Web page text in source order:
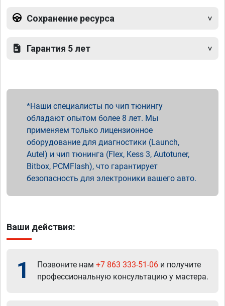
Сохранение ресурса
Гарантия 5 лет
Наши специалисты по чип тюнингу
обладают опытом более 8 лет. Мы
применяем только лицензионное
оборудование для диагностики (Launch,
Autel) и чип тюнинга (Flex, Kess 3, Autotuner,
Bitbox, PCMFlash), что гарантирует
безопасность для электроники вашего авто.
Ваши действия:
1 Позвоните нам +7 863 333-51-06 и получите
профессиональную консультацию у мастера.